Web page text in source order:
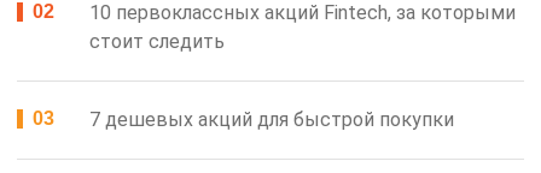
10 первоклассных акций Fintech, за которыми
стоит следить
7 дешевых акций для быстрой покупки